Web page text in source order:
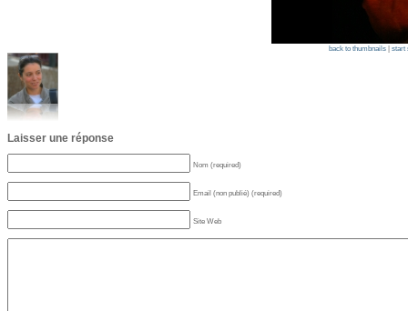
back to thumbnails | start
Laisser une réponse
Nom (required)
Email (non publié) (required)
Site Web